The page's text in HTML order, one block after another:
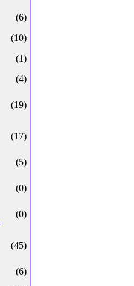
(6)
(10)
(1)
(4)
(19)
(17)
(5)
(0)
(0)
(45)
(6)